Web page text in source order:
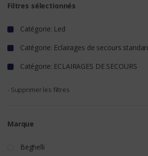
Filtres sélectionnés
Catégorie: Led
Catégorie: Eclairages de secours
Catégorie: ECLAIRAGES DE SECOURS
- Supprimer les filtres
Marque
Beghelli